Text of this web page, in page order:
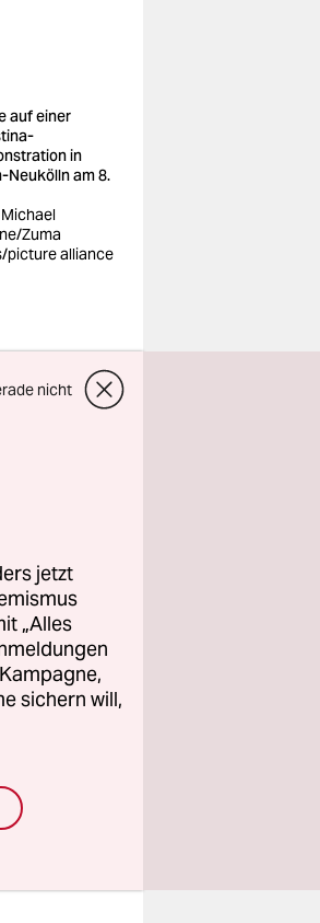
auf einer
in
Neukölln am 8.
Zuma
picture alliance
nicht
jetzt
„Alles
sichern will,